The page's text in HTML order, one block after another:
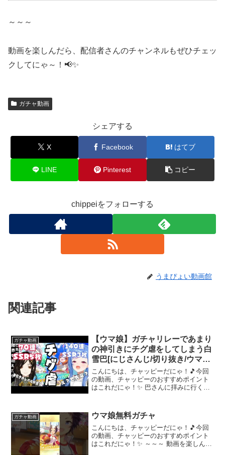
～～～
動画を楽しんだら、配信者さんのチャンネルもぜひチェッ
クしてにゃ～！📢✨
ガチャ動画
シェアする
X Facebook はてブ
LINE Pinterest コピー
chippeiをフォローする
うまぴょい動画館
関連記事
ガチャ動画
【ウマ娘】ガチャリレーであまり
の神引きにチグ虐をしてしまう白
雪巴[にじさんじ/切り抜き/ウマ娘
ガチャ]
こんにちは、チャッピーだにゃ！🎵今回
の動画、チャッピーのおすすめポイント
はこれだにゃ！✨ 巴さんに拝みに行くべ
いない人も、理解し易いかなと思って
SSR表記にしてます...
ガチャ動画 ウマ娘無料ガチャ
こんにちは、チャッピーだにゃ！🎵今回
の動画、チャッピーのおすすめポイント
はこれだにゃ！✨ ～～～ 動画を楽しんだ